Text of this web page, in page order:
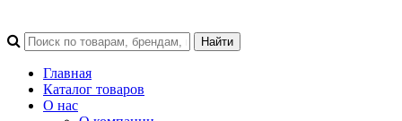
Главная
Каталог товаров
О нас